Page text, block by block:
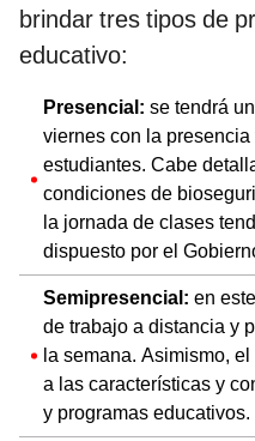
brindar tres tipos de
educativo:
Presencial: se tendrá
viernes con la
estudiantes. Cabe
condiciones de
la jornada de clases
dispuesto por el
Semipresencial: en
de trabajo a distancia y
la semana. Asimismo,
a las características y
y programas educativos.